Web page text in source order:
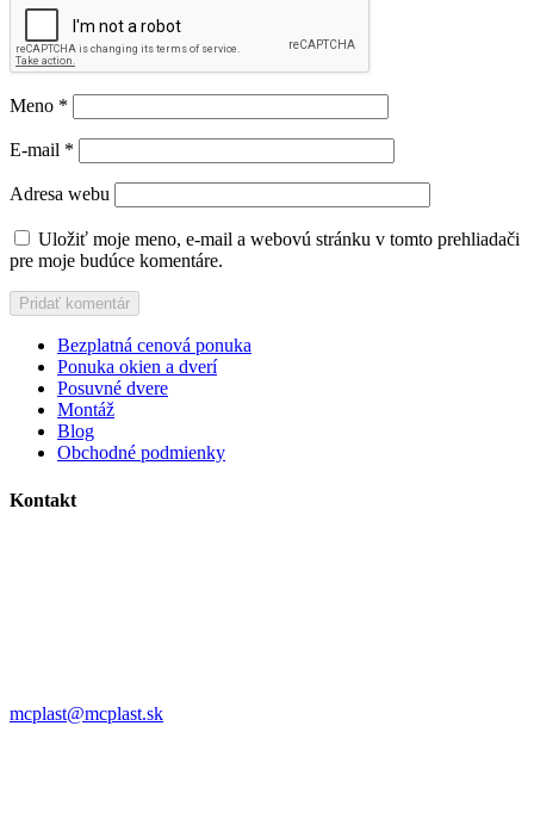
Meno *
E-mail *
Adresa webu
Uložiť moje meno, e-mail a webovú stránku v tomto prehliadači
pre moje budúce komentáre.
Bezplatná cenová ponuka
Ponuka okien a dverí
Posuvné dvere
Montáž
Blog
Obchodné podmienky
Kontakt
mcplast@mcplast.sk